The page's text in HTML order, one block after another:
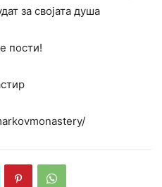
за својата душа
пости!